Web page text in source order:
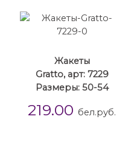
Жакеты
Gratto, арт: 7229
Размеры: 50-54
219.00 бел.руб.